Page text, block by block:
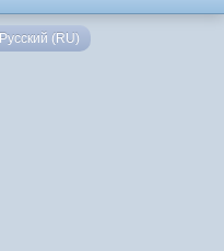
Русский (RU)